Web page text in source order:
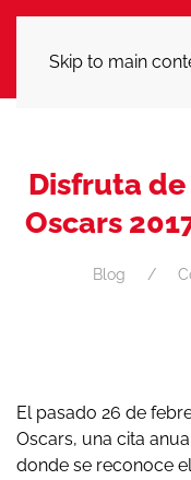
Skip to main
Disfruta
Oscars
Blog
El pasado 26 de
Oscars, una cita
donde se reconoce